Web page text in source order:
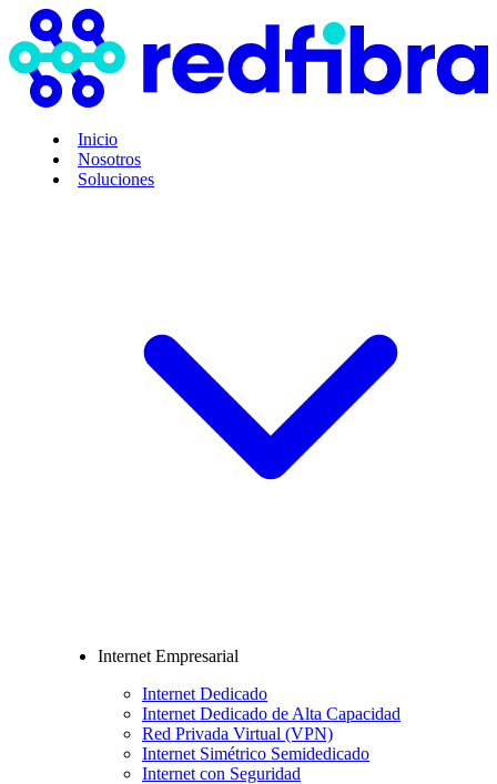
Inicio
Nosotros
Soluciones
Internet Empresarial
Internet Dedicado
Internet Dedicado de Alta Capacidad
Red Privada Virtual (VPN)
Internet Simétrico Semidedicado
Internet con Seguridad